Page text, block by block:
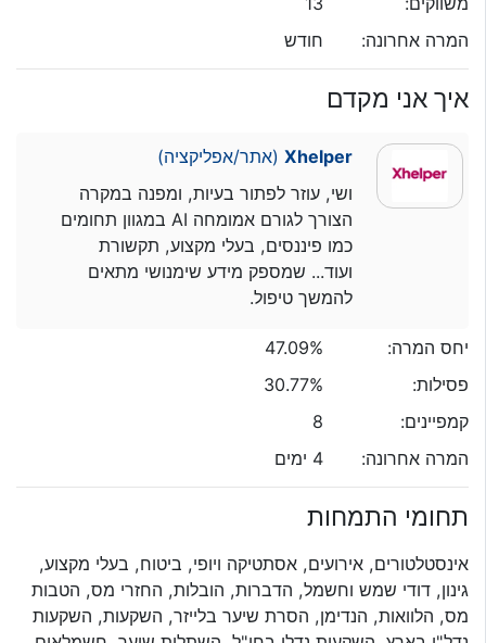
המרה אחרונה:
חודש
איך אני מקדם
Xhelper(אתר/אפליקציה)
ושי, עוזר לפתור בעיות, ומפנה במקרה
הצורך לגורם אמומחה AI במגוון תחומים
כמו פיננסים, בעלי מקצוע, תקשורת
ועוד... שמספק מידע שימנושי מתאים
להמשך טיפול.
יחס המרה:
47.09%
פסילות:
30.77%
קמפיינים:
8
המרה אחרונה:
4 ימים
תחומי התמחות
אינסטלטורים, אירועים, אסתטיקה ויופי, ביטוח, בעלי מקצוע,
גינון, דודי שמש וחשמל, הדברות, הובלות, החזרי מס, הטבות
מס, הלוואות, הנדימן, הסרת שיער בלייזר, השקעות, השקעות